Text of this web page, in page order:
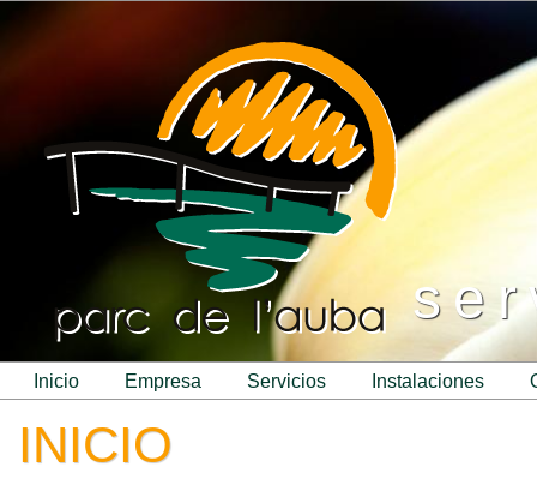
inicio empresa servicios instalaciones
INICIO